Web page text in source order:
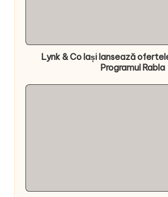
Lynk & Co Iași lansează
Programul Rabla